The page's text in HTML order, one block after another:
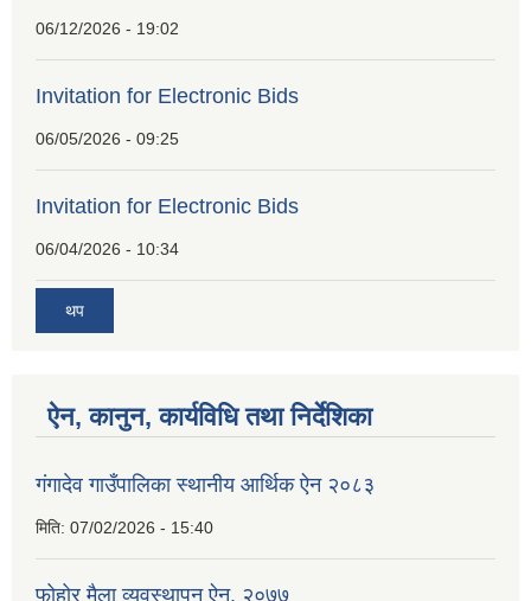
06/12/2026 - 19:02
Invitation for Electronic Bids
06/05/2026 - 09:25
Invitation for Electronic Bids
06/04/2026 - 10:34
थप
ऐन, कानुन, कार्यविधि तथा निर्देशिका
गंगादेव गाउँपालिका स्थानीय आर्थिक ऐन २०८३
मिति: 07/02/2026 - 15:40
फोहोर मैला व्यवस्थापन ऐन, २०७७